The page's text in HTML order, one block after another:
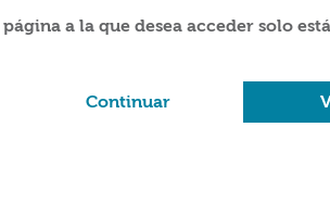
página a la que desea acceder solo
Continuar